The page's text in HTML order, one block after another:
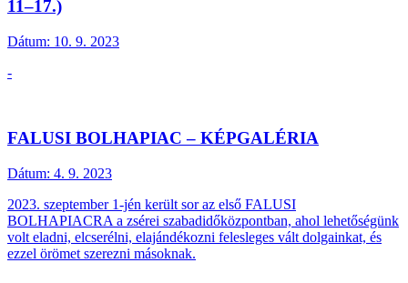
11–17.)
Dátum: 10. 9. 2023
-
FALUSI BOLHAPIAC – KÉPGALÉRIA
Dátum: 4. 9. 2023
2023. szeptember 1-jén került sor az első FALUSI
BOLHAPIACRA a zsérei szabadidőközpontban, ahol lehetőségünk
volt eladni, elcserélni, elajándékozni felesleges vált dolgainkat, és
ezzel örömet szerezni másoknak.